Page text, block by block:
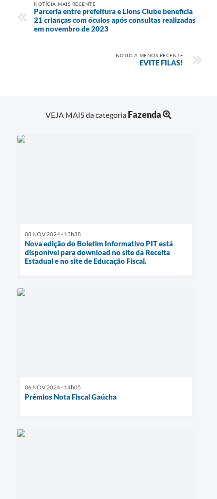
NOTÍCIA MAIS RECENTE
Parceria entre prefeitura e Lions Clube beneficia
21 crianças com óculos após consultas realizadas
em novembro de 2023
NOTÍCIA MENOS RECENTE
EVITE FILAS!
VEJA MAIS da categoria Fazenda
08 NOV 2024 - 13h38
Nova edição do Boletim Informativo PIT está
disponível para download no site da Receita
Estadual e no site de Educação Fiscal.
06 NOV 2024 - 14h05
Prêmios Nota Fiscal Gaúcha